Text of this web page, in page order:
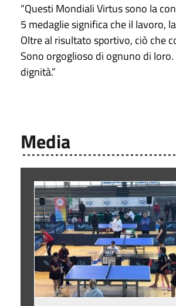
“Questi Mondiali Virtus sono la
5 medaglie significa che il lavoro,
Oltre al risultato sportivo, ciò che
Sono orgoglioso di ognuno di loro.
dignità.”
Media